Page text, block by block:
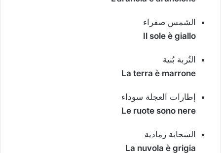
الشمس صفراء
Il sole è giallo
التُربة بُنية
La terra è marrone
إطارات العجلة سوداء
Le ruote sono nere
السحابة رمادية
La nuvola è grigia